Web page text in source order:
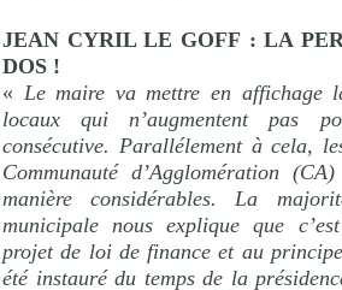
JEAN CYRIL LE GOFF : LA
DOS !
« Le maire va mettre en affichage
locaux qui n’augmentent pas
consécutive. Parallélement à cela,
Communauté d’Agglomération (CA)
manière considérables. La
municipale nous explique que
projet de loi de finance et au
été instauré du temps de la